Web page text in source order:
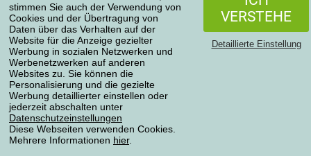
stimmen Sie auch der Verwendung von
Cookies und der Übertragung von
Daten über das Verhalten auf der
Website für die Anzeige gezielter
Werbung in sozialen Netzwerken und
Werbenetzwerken auf anderen
Websites zu. Sie können die
Personalisierung und die gezielte
Werbung detaillierter einstellen oder
jederzeit abschalten unter
Datenschutzeinstellungen
Diese Webseiten verwenden Cookies.
Mehrere Informationen hier.
VERSTEHE
Detaillierte Einstellung
Datenschutzerklärung
Alle Rechte vorbehalten © 2004-2026 4home, a.s.